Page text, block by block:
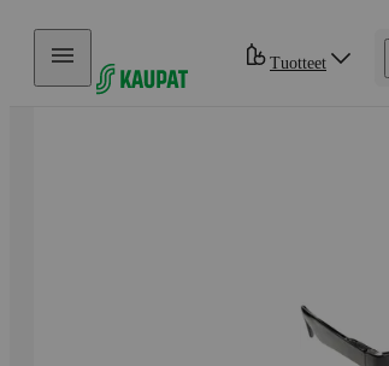
Hyppää sisältöön
Tuotteet